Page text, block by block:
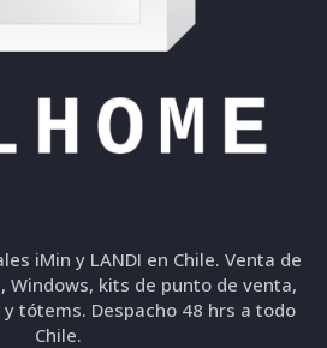
iMin y LANDI en Chile. Venta de
Windows, kits de punto de venta,
tótems. Despacho 48 hrs a todo
Chile.